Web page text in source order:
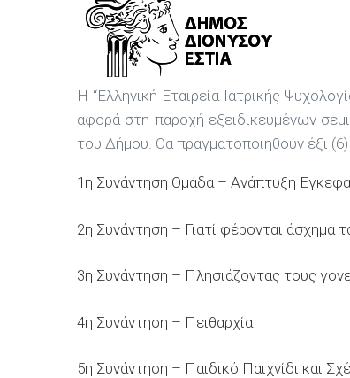
Η “Ελληνική Εταιρεία Ιατρικής
αφορά στη παροχή εξειδικευμένων
του Δήμου. Θα πραγματοποιηθούν έξι
1η Συνάντηση Ομάδα – Ανάπτυξη
2η Συνάντηση – Γιατί φέρονται άσχημα
3η Συνάντηση – Πλησιάζοντας τους
4η Συνάντηση – Πειθαρχία
5η Συνάντηση – Παιδικό Παιχνίδι και